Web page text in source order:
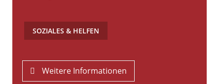
SOZIALES & HELFEN
Weitere Informationen